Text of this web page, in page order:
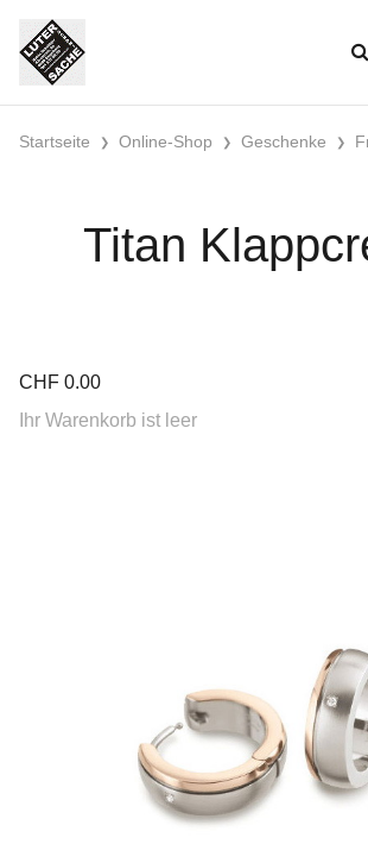
Startseite Online-Shop Geschenke
Titan
CHF 0.00
Ihr Warenkorb ist leer